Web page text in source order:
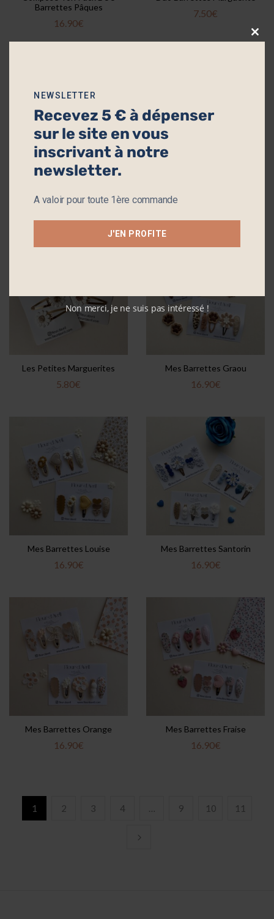
Barrettes Pâques
16.90€
7.50€
16.90€
Les Petites Marguerites
5.80€
Mes Barrettes Graou
16.90€
Mes Barrettes Louise
16.90€
Mes Barrettes Santorin
16.90€
Mes Barrettes Orange
16.90€
Mes Barrettes Fraise
16.90€
1 2 3 4 … 9 10 11
NEWSLETTER
Recevez 5 € à dépenser
sur le site en vous
inscrivant à notre
newsletter.
A valoir pour toute 1ère commande
J'EN PROFITE
Non merci, je ne suis pas intéressé !